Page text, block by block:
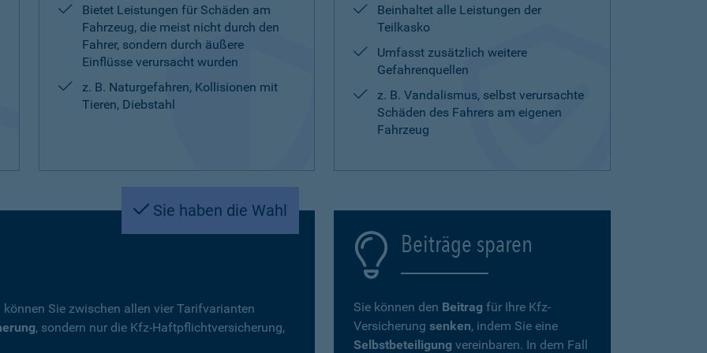
Bietet Leistungen für Schäden am
Fahrzeug, die meist nicht durch den
Fahrer, sondern durch äußere
Einflüsse verursacht wurden
z. B. Naturgefahren, Kollisionen mit
Tieren, Diebstahl
Beinhaltet alle Leistungen der
Teilkasko
Umfasst zusätzlich weitere
Gefahrenquellen
z. B. Vandalismus, selbst verursachte
Schäden des Fahrers am eigenen
Fahrzeug
Sie haben die Wahl
Sie zwischen allen vier Tarifvarianten
, sondern nur die Kfz-Haftpflichtversicherung,
Beiträge sparen
Sie können den Beitrag für Ihre Kfz-
Versicherung senken, indem Sie eine
Selbstbeteiligung vereinbaren. In dem Fall